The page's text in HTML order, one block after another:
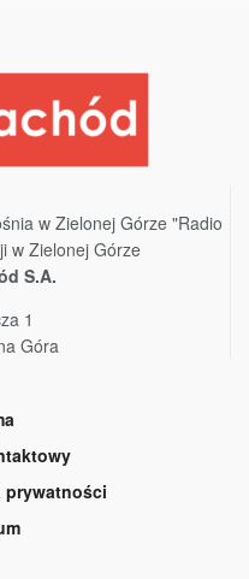
w Zielonej Górze "Radio
w Zielonej Górze
S.A.
1
Góra